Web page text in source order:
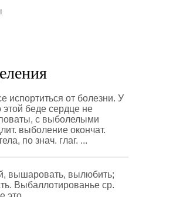
испортиться от болезни. У
беде сердце не
с выболелыми
выболение окончат.
по знач. глаг. ...
вышаровать, вылюбить;
Выбаллотированье ср.